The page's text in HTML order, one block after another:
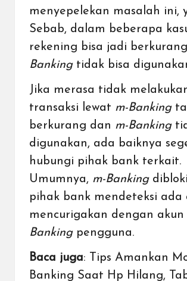
menyepelekan masalah ini,
Sebab, dalam beberapa
rekening bisa jadi
Banking tidak bisa
Jika merasa tidak
transaksi lewat m-Banking
berkurang dan m-Banking
digunakan, ada baiknya
hubungi pihak bank terkait.
Umumnya, m-Banking
pihak bank mendeteksi ada
mencurigakan dengan akun
Bankingpengguna.
Baca juga: Tips Amankan
Banking Saat Hp Hilang,